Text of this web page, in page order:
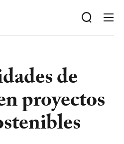
de
proyectos